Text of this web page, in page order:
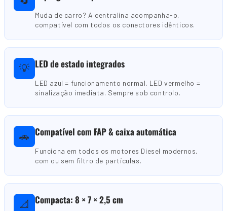
Muda de carro? A centralina acompanha-o,
compatível com todos os conectores idênticos.
💡 LED de estado integrados
LED azul = funcionamento normal. LED vermelho =
sinalização imediata. Sempre sob controlo.
🚗 Compatível com FAP & caixa automática
Funciona em todos os motores Diesel modernos,
com ou sem filtro de partículas.
📐 Compacta: 8 × 7 × 2,5 cm